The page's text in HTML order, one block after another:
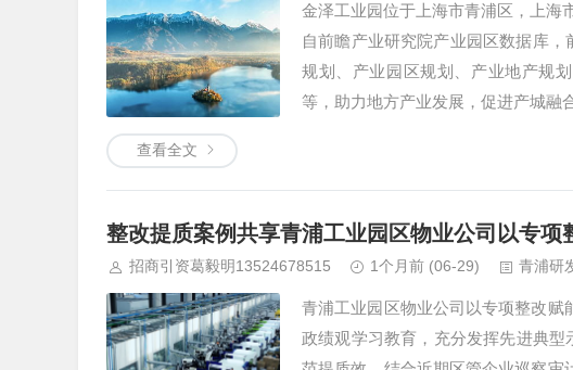
金泽工业园位于上海市青浦区，上海
自前瞻产业研究院产业园区数据库
规划、产业园区规划、产业地产规
等，助力地方产业发展，促进产城融
查看全文
整改提质案例共享青浦工业园区物业公司以专
招商引资葛毅明13524678515 1个月前 (06-29) 青浦研
青浦工业园区物业公司以专项整改赋
政绩观学习教育，充分发挥先进典